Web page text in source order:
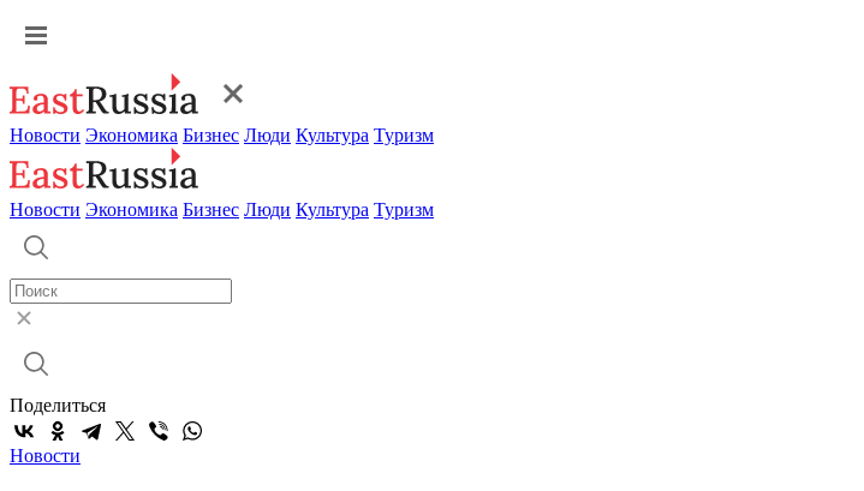
Новости Экономика Бизнес Люди Культура Туризм
Новости Экономика Бизнес Люди Культура Туризм
Поделиться
Новости